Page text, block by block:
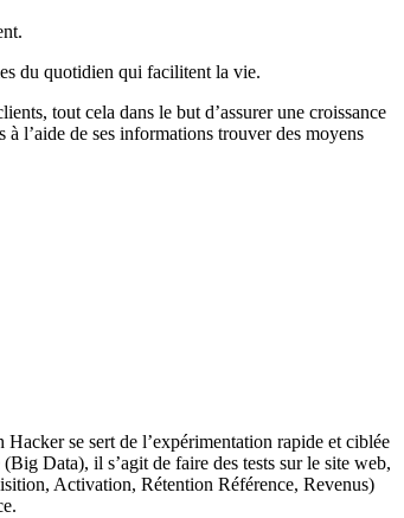
du quotidien qui facilitent la vie.
tout cela dans le but d’assurer une croissance
l’aide de ses informations trouver des moyens
se sert de l’expérimentation rapide et ciblée
Data), il s’agit de faire des tests sur le site web,
Activation, Rétention Référence, Revenus)